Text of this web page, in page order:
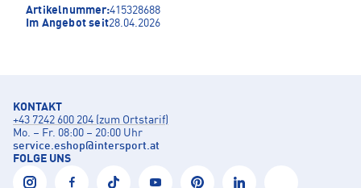
Artikelnummer:415328688
Im Angebot seit28.04.2026
KONTAKT
+43 7242 600 204 (zum Ortstarif)
Mo. – Fr. 08:00 – 20:00 Uhr
service.eshop@intersport.at
FOLGE UNS